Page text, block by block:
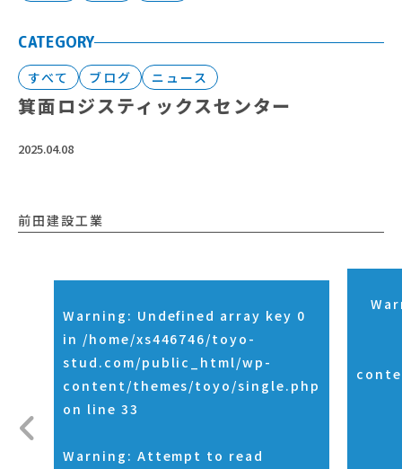
CATEGORY
すべて ブログ ニュース
箕面ロジスティックスセンター
2025.04.08
前田建設工業
Warning : Undefined array key 0
in /home/xs446746/toyo-
stud.com/public_html/wp-
content/themes/toyo/single.php
on line 33
Warning : Attempt to read